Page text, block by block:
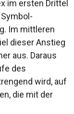
im ersten Drittel
Im mittleren
dieser Anstieg
aus. Daraus
des
wird, auf
die mit der